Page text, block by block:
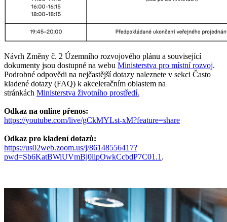
Návrh Změny č. 2 Územního rozvojového plánu a související
dokumenty jsou dostupné na webu Ministerstva pro místní rozvoj.
Podrobné odpovědi na nejčastější dotazy naleznete v sekci Často
kladené dotazy (FAQ) k akceleračním oblastem na
stránkách Ministerstva životního prostředí.
Odkaz na online přenos:
https://youtube.com/live/gCkMYLst-xM?feature=share
Odkaz pro kladení dotazů:
https://us02web.zoom.us/j/86148556417?
pwd=Sb6KatBWiUVmBj0lipOwkCcbdP7C01.1 .